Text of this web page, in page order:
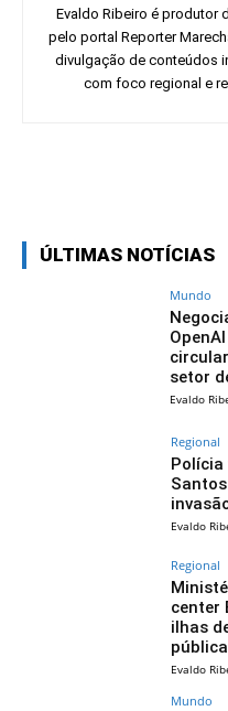
Evaldo Ribeiro é produtor
pelo portal Reporter
divulgação de conteúdos
com foco regional e
ÚLTIMAS NOTÍCIAS
Mundo
setor
Evaldo
Regional
Polícia
Evaldo
Regional
center
ilhas
Evaldo
Mundo